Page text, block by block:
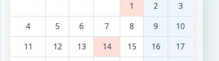
1
2
3
4
5 6 7 8 9
10
11
12 13 14 15 16
17